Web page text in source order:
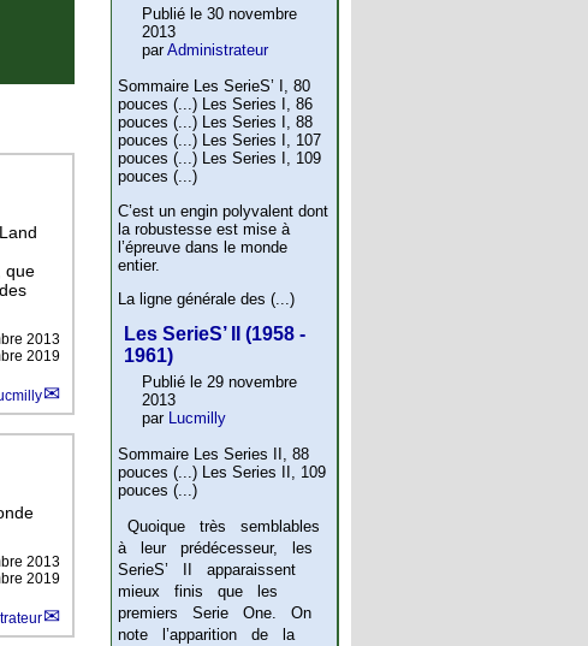
que
2013
2019
2013
2019
Publié le 30 novembre
2013
parAdministrateur
Sommaire Les SerieS’ I, 80
pouces (...) Les Series I, 86
pouces (...) Les Series I, 88
pouces (...) Les Series I, 107
pouces (...) Les Series I, 109
pouces (...)
C’est un engin polyvalent dont
la robustesse est mise à
l’épreuve dans le monde
entier.
La ligne générale des (...)
Les SerieS’ II (1958 -
1961)
Publié le 29 novembre
2013
par
Lucmilly
Sommaire Les Series II, 88
pouces (...) Les Series II, 109
pouces (...)
Quoique très semblables
à leur prédécesseur, les
SerieS’ II apparaissent
mieux finis que les
premiers Serie One. On
note l’apparition de la